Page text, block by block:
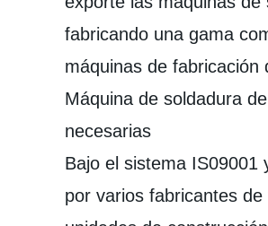
fabricando una gama
máquinas de
Máquina de soldadura
necesarias
Bajo el sistema IS09001
por varios fabricantes